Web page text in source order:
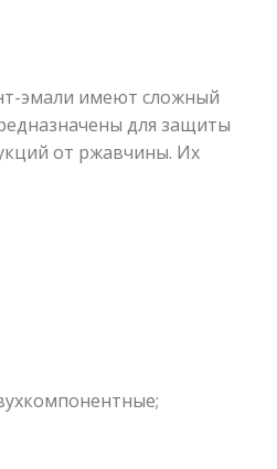
эмали имеют сложный
для защиты
от ржавчины. Их